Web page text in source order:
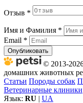
Отзыв *
Имя и Фамилия *
Email *
Опубликовать
© 2013-
домашних животных
Статьи Породы собак
Ветеринарные клиники
Язык: RU | UA